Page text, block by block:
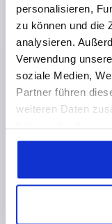
personalisieren,
zu können und die
analysieren.
Verwendung
soziale Medien,
Partner führen
weiteren Daten
gesammelt haben.
KUNSTSTOFF,
GEWINDE=M10
FARBE
GRÖSSE=2
H2=17,5
GRIFFLÄNGE=75
Bestellnummer:
10,35 €